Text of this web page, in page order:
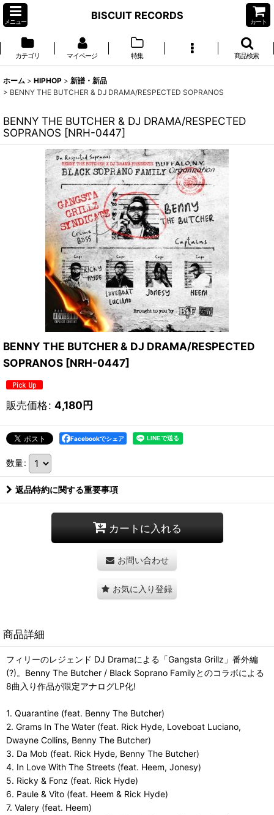
メニュー
BISCUIT RECORDS
カート
カテゴリ マイページ 特集 商品検索
ホーム > HIPHOP > 新譜・新品
> BENNY THE BUTCHER & DJ DRAMA/RESPECTED SOPRANOS
BENNY THE BUTCHER & DJ DRAMA/RESPECTED
SOPRANOS [NRH-0447]
BENNY THE BUTCHER & DJ DRAMA/RESPECTED
SOPRANOS [NRH-0447]
販売価格: 4,180円
Facebookでシェア
数量:
返品特約に関する重要事項
カートに入れる
お問い合わせ
お気に入り登録
商品詳細
フィリーのレジェンド DJ Dramaによる「Gangsta Grillz」番外編
(?)。Benny The Butcher / Black Soprano Familyとのコラボによる
8曲入り作品が限定アナログLP化!
1. Quarantine (feat. Benny The Butcher)
2. Grams In The Water (feat. Rick Hyde, Loveboat Luciano,
Dwayne Collins, Benny The Butcher)
3. Da Mob (feat. Rick Hyde, Benny The Butcher)
4. In Love With The Streets (feat. Heem, Jonesy)
5. Ricky & Fonz (feat. Rick Hyde)
6. Paule & Vito (feat. Heem & Rick Hyde)
7. Valery (feat. Heem)